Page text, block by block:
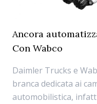
Ancora
Con Wabco
Daimler Trucks e
branca dedicata ai
automobilistica,